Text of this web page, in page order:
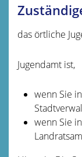
das örtliche
Jugendamt ist,
wenn Sie
wenn Sie